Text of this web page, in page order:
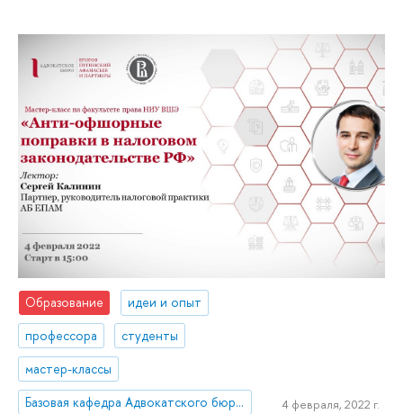
Образование
идеи и опыт
профессора
студенты
мастер-классы
Базовая кафедра Адвокатского бюро ЕПАМ
4 февраля, 2022 г.